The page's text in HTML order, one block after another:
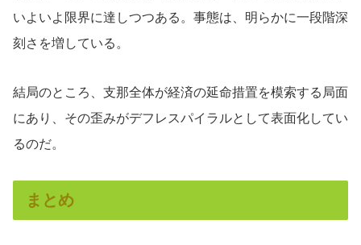
いよいよ限界に達しつつある。事態は、明らかに一段階深
刻さを増している。
結局のところ、支那全体が経済の延命措置を模索する局面
にあり、その歪みがデフレスパイラルとして表面化してい
るのだ。
まとめ